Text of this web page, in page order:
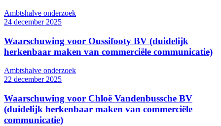
Ambtshalve onderzoek
24 december 2025
Waarschuwing voor Oussifooty BV (duidelijk
herkenbaar maken van commerciële communicatie)
Ambtshalve onderzoek
22 december 2025
Waarschuwing voor Chloë Vandenbussche BV
(duidelijk herkenbaar maken van commerciële
communicatie)